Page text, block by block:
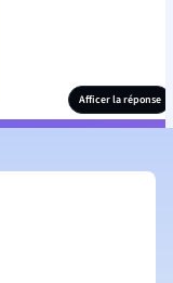
Afficer la réponse